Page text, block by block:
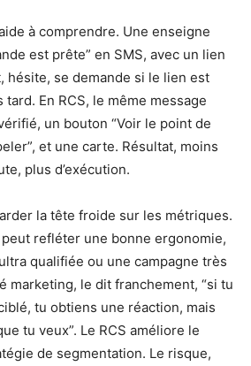
à comprendre. Une enseigne
est prête” en SMS, avec un lien
hésite, se demande si le lien est
En RCS, le même message
un bouton “Voir le point de
et une carte. Résultat, moins
plus d’exécution.
la tête froide sur les métriques.
refléter une bonne ergonomie,
qualifiée ou une campagne très
marketing, le dit franchement, “si tu
tu obtiens une réaction, mais
tu veux”. Le RCS améliore le
de segmentation. Le risque,